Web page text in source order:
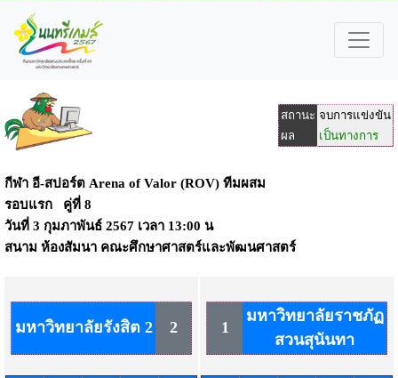
สถานะ จบการแข่งขัน
ผล
เป็นทางการ
กีฬา อี-สปอร์ต Arena of Valor (ROV) ทีมผสม
รอบแรก คู่ที่ 8
วันที่ 3 กุมภาพันธ์ 2567 เวลา 13:00 น
สนาม ห้องสัมนา คณะศึกษาศาสตร์และพัฒนศาสตร์
มหาวิทยาลัยรังสิต 2 2 1
มหาวิทยาลัยราชภัฏ
สวนสุนันทา